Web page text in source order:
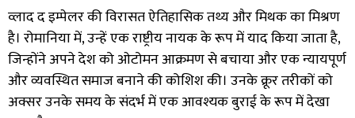
व्लाद द इम्पेलर की विरासत ऐतिहासिक तथ्य और मिथक का मिश्रण
है। रोमानिया में, उन्हें एक राष्ट्रीय नायक के रूप में याद किया जाता है,
जिन्होंने अपने देश को ओटोमन आक्रमण से बचाया और एक न्यायपूर्ण
और व्यवस्थित समाज बनाने की कोशिश की। उनके क्रूर तरीकों को
अक्सर उनके समय के संदर्भ में एक आवश्यक बुराई के रूप में देखा